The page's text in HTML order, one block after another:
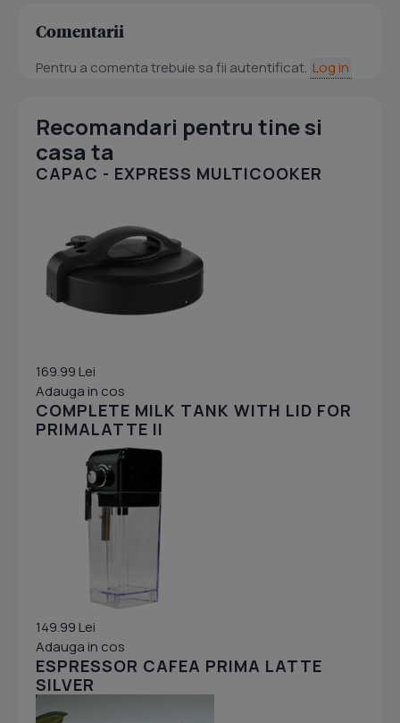
Comentarii
Pentru a comenta trebuie sa fii autentificat. Log in
Recomandari pentru tine si
casa ta
CAPAC - EXPRESS MULTICOOKER
169.99 Lei
Adauga in cos
COMPLETE MILK TANK WITH LID FOR
PRIMALATTE II
149.99 Lei
Adauga in cos
ESPRESSOR CAFEA PRIMA LATTE
SILVER